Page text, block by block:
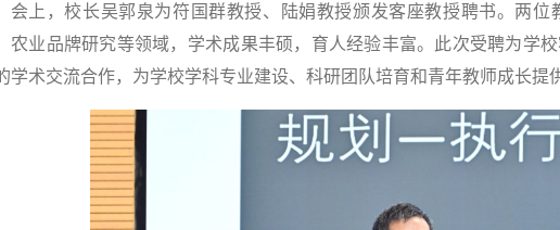
会上，校长吴郭泉为符国群教授、陆娟教授颁发客座教授聘书。两
农业品牌研究等领域，学术成果丰硕，育人经验丰富。此次受聘为学
学术交流合作，为学校学科专业建设、科研团队培育和青年教师成长提